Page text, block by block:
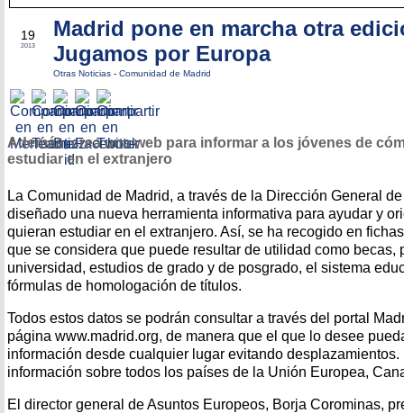
19
2013
Madrid pone en marcha otra
Jugamos por Europa
Otras Noticias - Comunidad de Madrid
Además, crea una web para informar a los jóvenes de
estudiar en el extranjero
La Comunidad de Madrid, a través de la Dirección General de
diseñado una nueva herramienta informativa para ayudar y
quieran estudiar en el extranjero. Así, se ha recogido en
que se considera que puede resultar de utilidad como becas,
universidad, estudios de grado y de posgrado, el sistema
fórmulas de homologación de títulos.
Todos estos datos se podrán consultar a través del portal
página www.madrid.org, de manera que el que lo desee
información desde cualquier lugar evitando desplazamientos.
información sobre todos los países de la Unión Europea,
El director general de Asuntos Europeos, Borja Corominas,